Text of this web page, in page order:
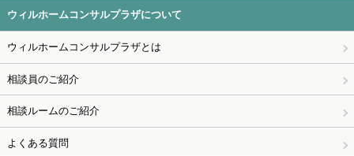
ウィルホームコンサルプラザについて
ウィルホームコンサルプラザとは
相談員のご紹介
相談ルームのご紹介
よくある質問